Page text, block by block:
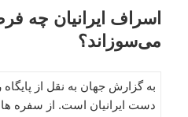
اسراف ایرانیان چه
می‌سوزاند؟
به گزارش جهان به نقل از
دست ایرانیان است. از سفره